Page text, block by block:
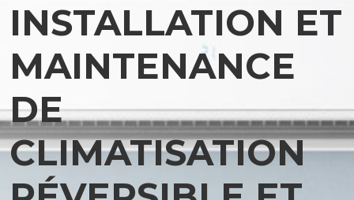
INSTALLATION ET
MAINTENANCE
DE
CLIMATISATION